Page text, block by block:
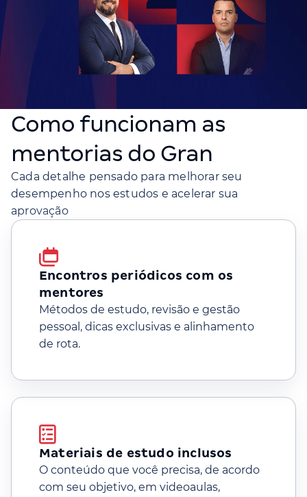
Como funcionam as
mentorias do Gran
Cada detalhe pensado para melhorar seu
desempenho nos estudos e acelerar sua
aprovação
Encontros periódicos com os
mentores
Métodos de estudo, revisão e gestão
pessoal, dicas exclusivas e alinhamento
de rota.
Materiais de estudo inclusos
O conteúdo que você precisa, de acordo
com seu objetivo, em videoaulas,